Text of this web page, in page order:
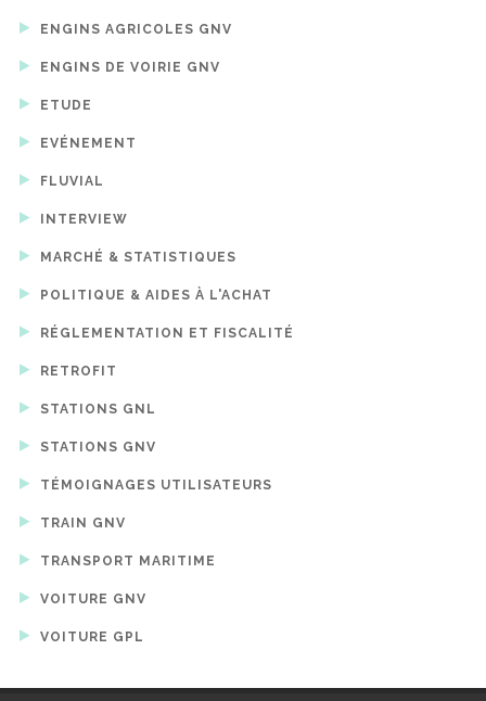
ENGINS AGRICOLES GNV
ENGINS DE VOIRIE GNV
ETUDE
EVÉNEMENT
FLUVIAL
INTERVIEW
MARCHÉ & STATISTIQUES
POLITIQUE & AIDES À L'ACHAT
RÉGLEMENTATION ET FISCALITÉ
RETROFIT
STATIONS GNL
STATIONS GNV
TÉMOIGNAGES UTILISATEURS
TRAIN GNV
TRANSPORT MARITIME
VOITURE GNV
VOITURE GPL